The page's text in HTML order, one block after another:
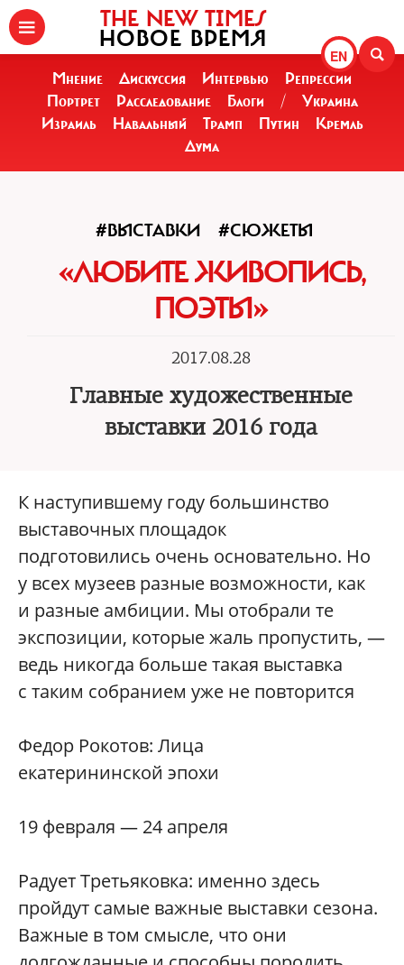
EN
THE NEW TIMES
НОВОЕ ВРЕМЯ
Мнение Дискуссия Интервью
Репрессии
Портрет
Расследование Блоги /
Украина
Израиль
Навальный Трамп Путин
Кремль
Дума
#ВЫСТАВКИ #СЮЖЕТЫ
«ЛЮБИТЕ ЖИВОПИСЬ,
ПОЭТЫ»
2017.08.28
Главные художественные
выставки 2016 года
К наступившему году большинство
выставочных площадок
подготовились очень основательно. Но
у всех музеев разные возможности, как
и разные амбиции. Мы отобрали те
экспозиции, которые жаль пропустить, —
ведь никогда больше такая выставка
с таким собранием уже не повторится
Федор Рокотов: Лица
екатерининской эпохи
19 февраля — 24 апреля
Радует Третьяковка: именно здесь
пройдут самые важные выставки сезона.
Важные в том смысле, что они